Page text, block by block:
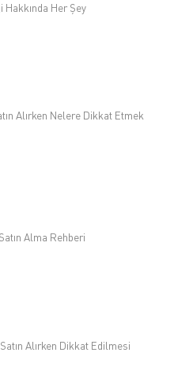
Hakkında Her Şey
Alırken Nelere Dikkat Etmek
Alma Rehberi
Alırken Dikkat Edilmesi